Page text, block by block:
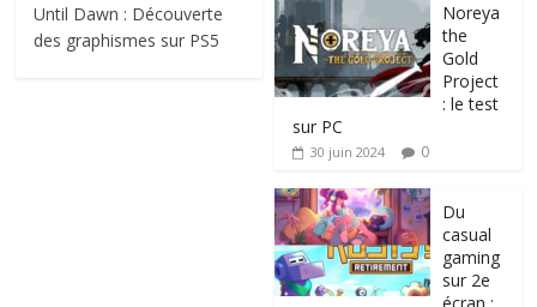
Until Dawn : Découverte
des graphismes sur PS5
Noreya
the
Gold
Project
: le test
sur PC
30 juin 2024 0
Du
casual
gaming
sur 2e